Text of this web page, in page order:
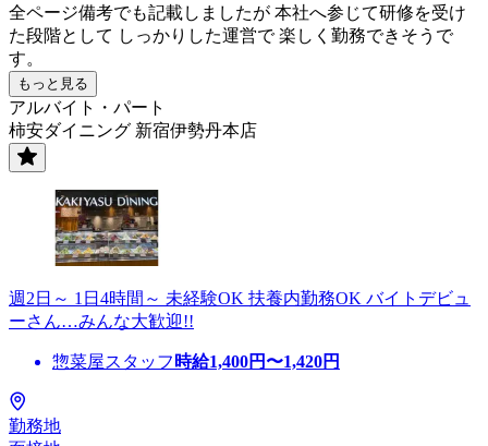
全ページ備考でも記載しましたが 本社へ参じて研修を受け
た段階として しっかりした運営で 楽しく勤務できそうで
す。
もっと見る
アルバイト・パート
柿安ダイニング 新宿伊勢丹本店
週2日～ 1日4時間～ 未経験OK 扶養内勤務OK バイトデビュ
ーさん…みんな大歓迎!!
惣菜屋スタッフ 時給1,400円〜1,420円
勤務地